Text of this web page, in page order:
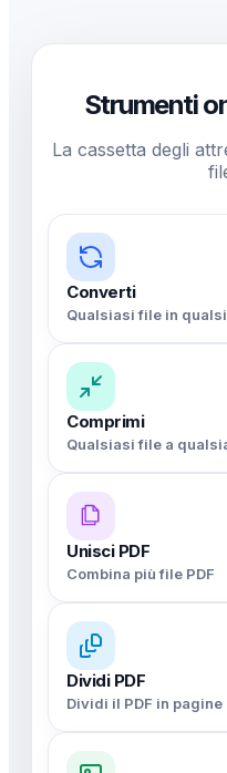
Strumenti
La cassetta degli
Converti
Qualsiasi file in
Comprimi
Qualsiasi file a
Unisci PDF
Combina più file PDF
Dividi PDF
Dividi il PDF in pagine